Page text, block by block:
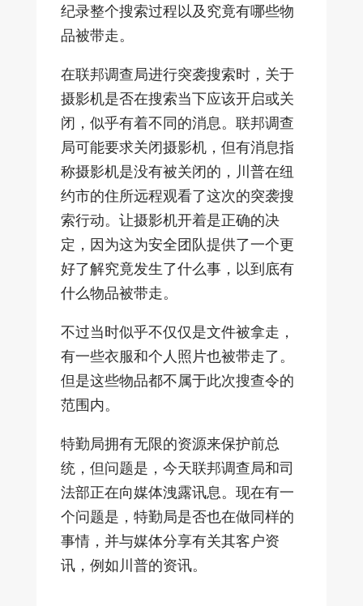
纪录整个搜索过程以及究竟有哪些物
品被带走。
在联邦调查局进行突袭搜索时，关于
摄影机是否在搜索当下应该开启或关
闭，似乎有着不同的消息。联邦调查
局可能要求关闭摄影机，但有消息指
称摄影机是没有被关闭的，川普在纽
约市的住所远程观看了这次的突袭搜
索行动。让摄影机开着是正确的决
定，因为这为安全团队提供了一个更
好了解究竟发生了什么事，以到底有
什么物品被带走。
不过当时似乎不仅仅是文件被拿走，
有一些衣服和个人照片也被带走了。
但是这些物品都不属于此次搜查令的
范围内。
特勤局拥有无限的资源来保护前总
统，但问题是，今天联邦调查局和司
法部正在向媒体洩露讯息。现在有一
个问题是，特勤局是否也在做同样的
事情，并与媒体分享有关其客户资
讯，例如川普的资讯。